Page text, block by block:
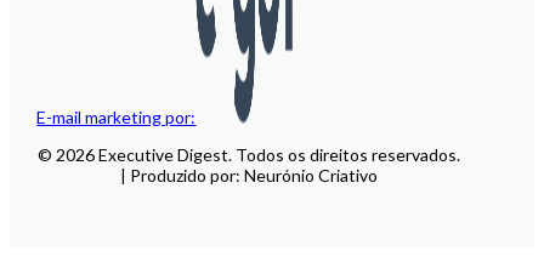
E-mail marketing por:
© 2026 Executive Digest. Todos os direitos reservados.
| Produzido por: Neurónio Criativo